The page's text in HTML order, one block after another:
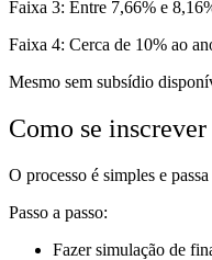
Faixa 3: Entre 7,66% e
Faixa 4: Cerca de 10% ao
Mesmo sem subsídio
Como se
O processo é simples e
Passo a passo:
Fazer simulação de